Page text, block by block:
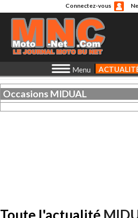
Connectez-vous
Menu
Occasions MIDUAL
Toute l'actualité